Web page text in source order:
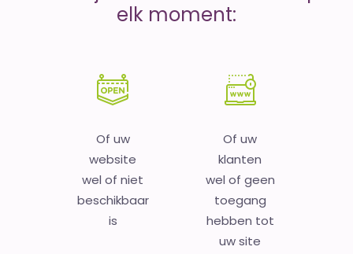
elk moment:
Of uw
website
wel of niet
beschikbaar
is
Of uw
klanten
wel of geen
toegang
hebben tot
uw site